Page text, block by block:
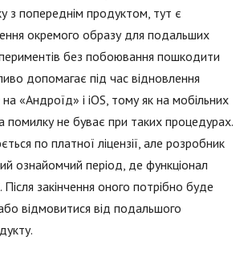
з попереднім продуктом, тут є
окремого образу для подальших
без побоювання пошкодити
допомагає під час відновлення
«Андроїд» і iOS, тому як на мобільних
помилку не буває при таких процедурах.
по платної ліцензії, але розробник
ознайомчий період, де функціонал
закінчення оного потрібно буде
відмовитися від подальшого